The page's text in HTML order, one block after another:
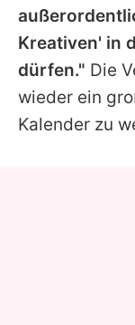
Kreativen' in
dürfen." Die
wieder ein
Kalender zu